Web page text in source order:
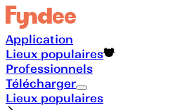
Application
Lieux populaires
Professionnels
Télécharger
Lieux populaires